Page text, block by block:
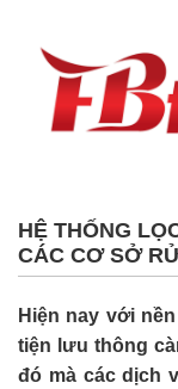
HỆ THỐNG
CÁC CƠ SỞ
Hiện nay với
tiện lưu thông
đó mà các dịch